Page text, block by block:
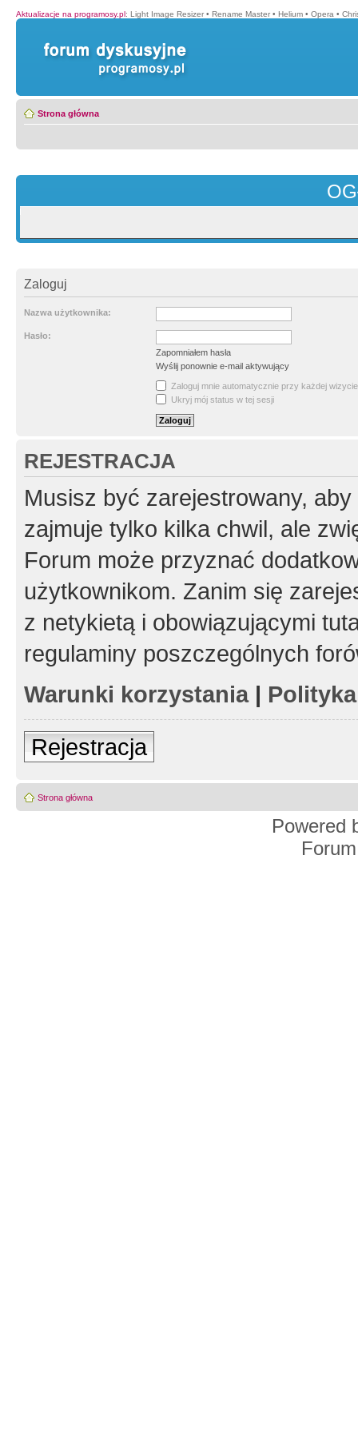
Aktualizacje na programosy.pl: Light Image Resizer • Rename Master • Helium • Opera •
Strona główna
Zaloguj
Nazwa użytkownika:
Hasło:
Zapomniałem hasła
Wyślij ponownie e-mail aktywujący
Zaloguj mnie automatycznie przy każdej wizycie
Ukryj mój status w tej sesji
REJESTRACJA
Musisz być zarejestrowany,
zajmuje tylko kilka chwil, ale
Forum może przyznać
użytkownikom. Zanim się
z netykietą i obowiązującymi
regulaminy poszczególnych
Warunki korzystania|
Rejestracja
Strona główna
Powered